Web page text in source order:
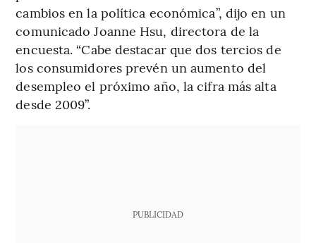
cambios en la política económica”, dijo en un
comunicado Joanne Hsu, directora de la
encuesta. “Cabe destacar que dos tercios de
los consumidores prevén un aumento del
desempleo el próximo año, la cifra más alta
desde 2009”.
PUBLICIDAD